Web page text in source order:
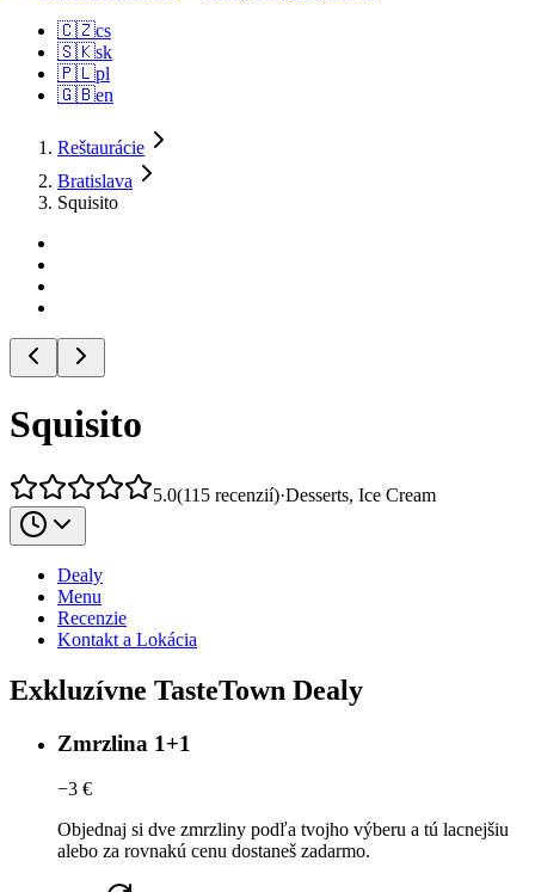
🇨🇿cs
🇸🇰sk
🇵🇱pl
🇬🇧en
Reštaurácie
Bratislava
Squisito
Squisito
5.0(115 recenzií)·Desserts, Ice Cream
Dealy
Menu
Recenzie
Kontakt a Lokácia
Exkluzívne TasteTown Dealy
Zmrzlina 1+1
−3 €
Objednaj si dve zmrzliny podľa tvojho výberu a tú lacnejšiu
alebo za rovnakú cenu dostaneš zadarmo.